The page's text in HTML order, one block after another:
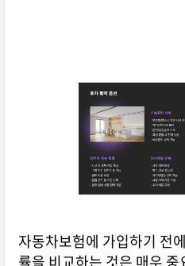
자동차보험에 가입하기 전